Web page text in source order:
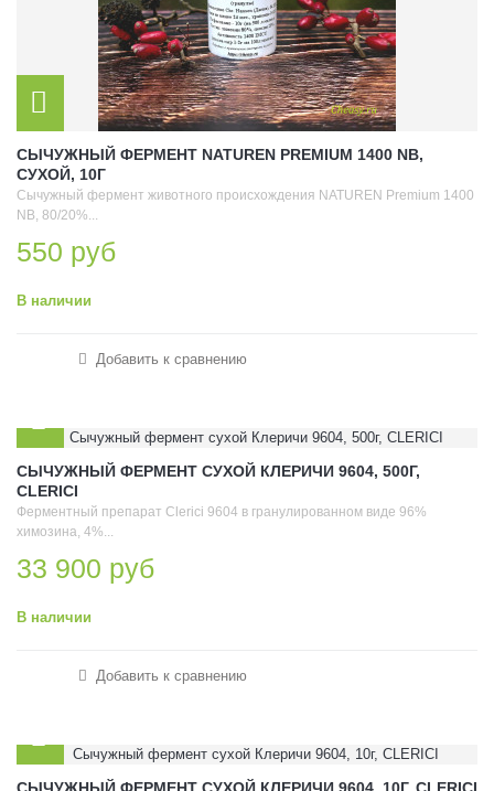
СЫЧУЖНЫЙ ФЕРМЕНТ NATUREN PREMIUM 1400 NB,
СУХОЙ, 10Г
Сычужный фермент животного происхождения NATUREN Premium 1400
NB, 80/20%...
550 руб
В наличии
Добавить к сравнению
СЫЧУЖНЫЙ ФЕРМЕНТ СУХОЙ КЛЕРИЧИ 9604, 500Г,
CLERICI
Ферментный препарат Clerici 9604 в гранулированном виде 96%
химозина, 4%...
33 900 руб
В наличии
Добавить к сравнению